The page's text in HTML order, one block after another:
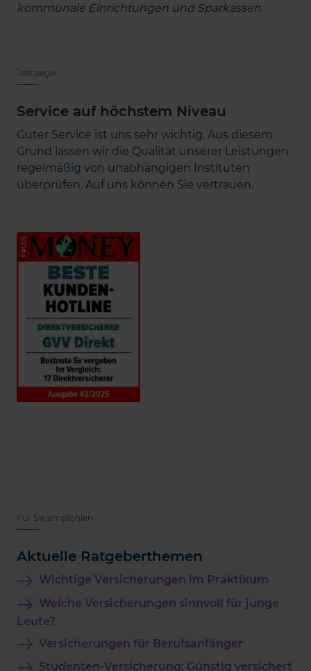
kommunale Einrichtungen und Sparkassen.
Testsiegel
Service auf höchstem Niveau
Guter Service ist uns sehr wichtig. Aus diesem
Grund lassen wir die Qualität unserer Leistungen
regelmäßig von unabhängigen Instituten
überprüfen. Auf uns können Sie vertrauen.
Für Sie empfohlen
Aktuelle Ratgeberthemen
Wichtige Versicherungen im Praktikum
Welche Versicherungen sinnvoll für junge
Leute?
Versicherungen für Berufsanfänger
Studenten-Versicherung: Günstig versichert